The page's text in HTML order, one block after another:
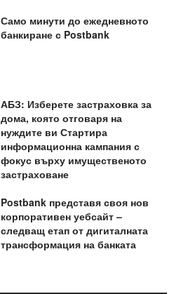
Само минути до ежедневното
банкиране с Postbank
АБЗ: Изберете застраховка за
дома, която отговаря на
нуждите ви Стартира
информационна кампания с
фокус върху имущественото
застраховане
Postbank представя своя нов
корпоративен уебсайт –
следващ етап от дигиталната
трансформация на банката